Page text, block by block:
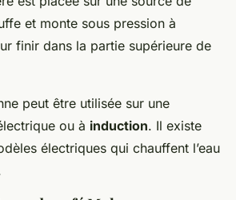
et monte sous pression à
finir dans la partie supérieure de
peut être utilisée sur une
ou à induction. Il existe
électriques qui chauffent l’eau